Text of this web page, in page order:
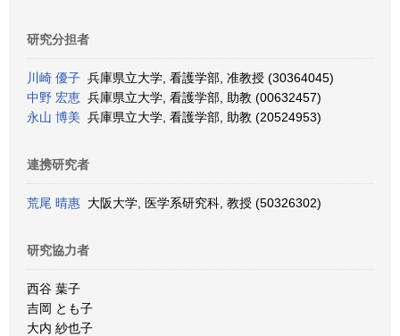
研究分担者
川崎 優子 兵庫県立大学, 看護学部, 准教授 (30364045)
中野 宏恵 兵庫県立大学, 看護学部, 助教 (00632457)
永山 博美 兵庫県立大学, 看護学部, 助教 (20524953)
連携研究者
荒尾 晴惠 大阪大学, 医学系研究科, 教授 (50326302)
研究協力者
西谷 葉子
吉岡 とも子
大内 紗也子